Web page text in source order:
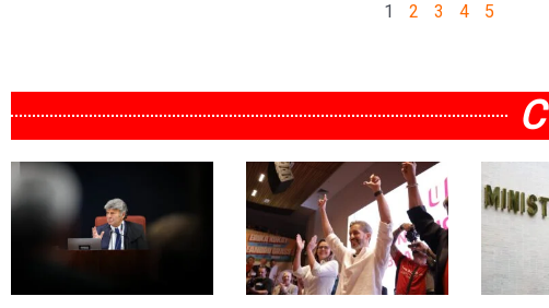
1 2 3 4 5